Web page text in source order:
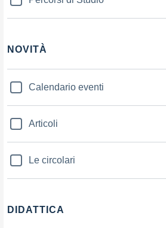
NOVITÀ
Calendario eventi
Articoli
Le circolari
DIDATTICA